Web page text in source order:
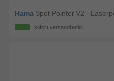
Hama Spot Pointer V2 -
sofort versandfertig